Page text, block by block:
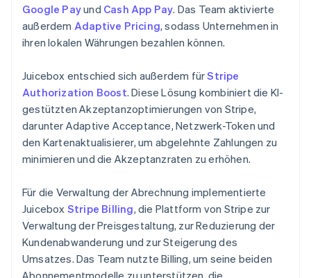
Google Payund Cash App Pay. Das Team aktivierte
außerdem Adaptive Pricing, sodass Unternehmen in
ihren lokalen Währungen bezahlen können.
Juicebox entschied sich außerdem fürStripe
Authorization Boost. Diese Lösung kombiniert die KI-
gestützten Akzeptanzoptimierungen von Stripe,
darunter Adaptive Acceptance, Netzwerk-Token und
den Kartenaktualisierer, um abgelehnte Zahlungen zu
minimieren und die Akzeptanzraten zu erhöhen.
Für die Verwaltung der Abrechnung implementierte
Juicebox Stripe Billing, die Plattform von Stripe zur
Verwaltung der Preisgestaltung, zur Reduzierung der
Kundenabwanderung und zur Steigerung des
Umsatzes. Das Team nutzte Billing, um seine beiden
Abonnementmodelle zu unterstützen, die